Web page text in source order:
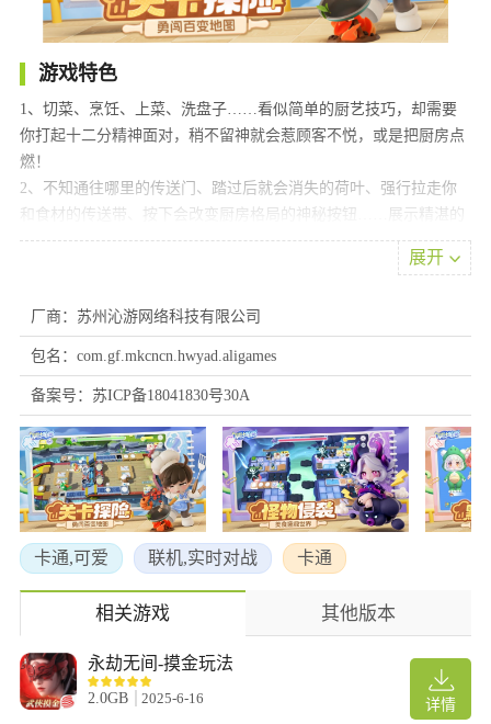
游戏特色
1、切菜、烹饪、上菜、洗盘子……看似简单的厨艺技巧，却需要
你打起十二分精神面对，稍不留神就会惹顾客不悦，或是把厨房点
燃！
2、不知通往哪里的传送门、踏过后就会消失的荷叶、强行拉走你
和食材的传送带、按下会改变厨房格局的神秘按钮……展示精湛的
厨技，战胜形形色色的小机关，才能顺利完成订单。
3、爱吃咸的你，这里有叉烧包、盖浇饭、皮蛋豆腐；爱吃甜的
烹饪步骤也会越来越复杂。准备好迎接料理挑战了吗？
4、竞技模式中，你可以与来自五湖四海的料理师们切磋厨技；生
存模式中，你可以独闯厨房，挑战自己的上菜极限，也可以叫上三
两好友，拿下一个个美食订单……多重精彩玩法，尽在《暴吵萌
厨》等你来体验！
5、各种时装部件随心搭配，各种人物动作丝滑登场，萌力值直接
拉满！下厨也要有仪式感，这一次，自定义你心中的厨师形象，成
为整条街最靓的料理师吧。
6、身为《暴吵萌厨》的开发者，我们会守护这里的美好与欢乐。
在未来的日子里，我们也会努力优化料理师们的游戏体验，开发全
1、多人合作烹饪，共享乐趣与挑战
在暴吵萌厨中，你将与朋友共同协作，从食材准备到菜品完成，每
展开
厂商：苏州沁游网络科技有限公司
包名：com.gf.mkcncn.hwyad.aligames
备案号：苏ICP备18041830号30A
卡通,可爱 联机,实时对战 卡通
相关游戏 其他版本
详情
永劫无间-摸金玩法
2.0GB 2025-6-16